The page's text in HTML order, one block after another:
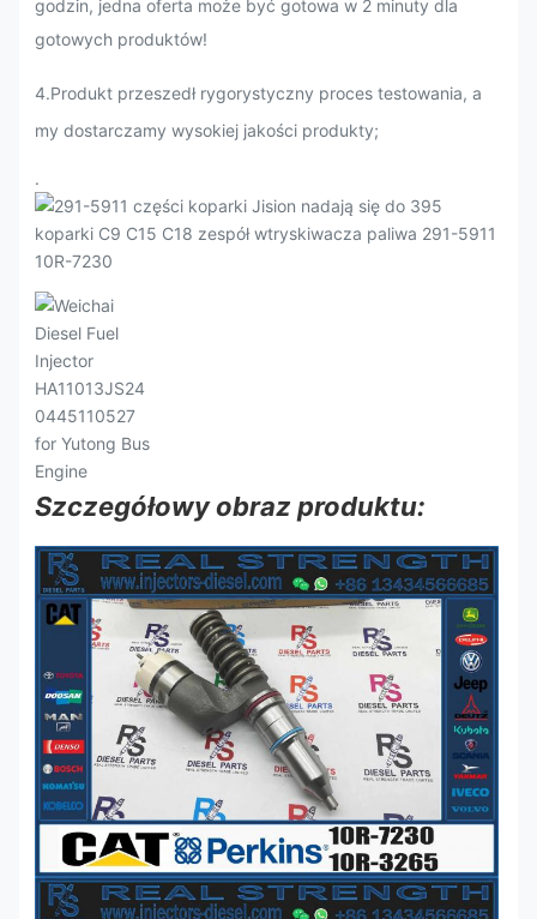
godzin, jedna oferta może być gotowa w 2 minuty dla
gotowych produktów!
4.Produkt przeszedł rygorystyczny proces testowania, a
my dostarczamy wysokiej jakości produkty;
.
Szczegółowy obraz produktu: